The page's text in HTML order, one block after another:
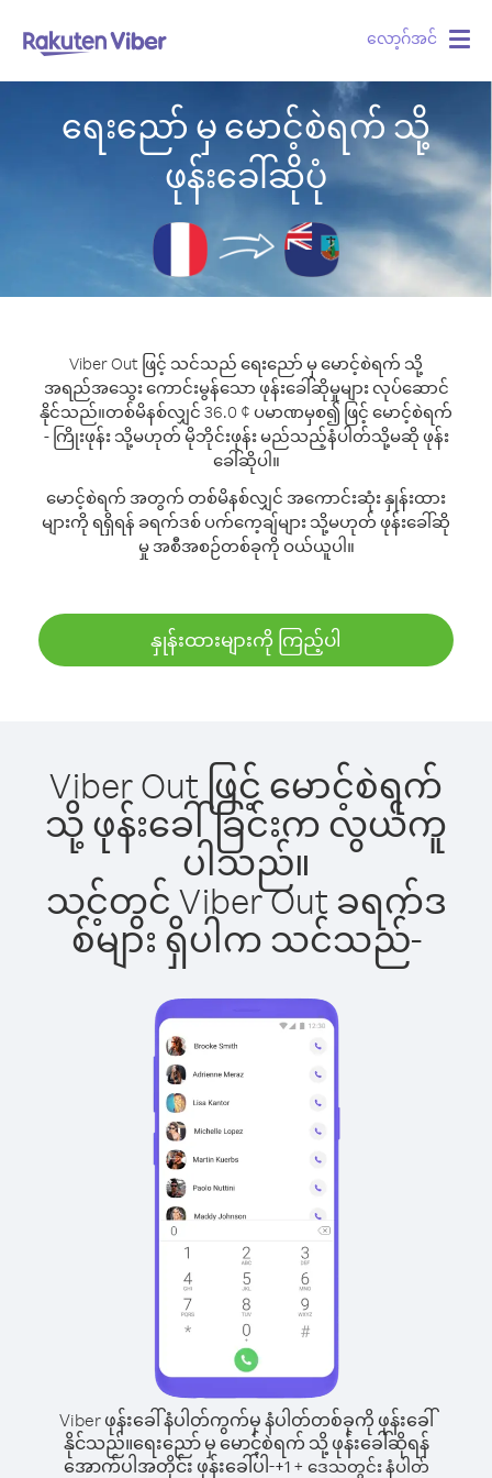
လော့ဂ်အင်
ရေးညော် မှ မောင့်စဲရက် သို့
ဖုန်းခေါ်ဆိုပုံ
Viber Out ဖြင့် သင်သည် ရေးညော် မှ မောင့်စဲရက် သို့
အရည်အသွေး ကောင်းမွန်သော ဖုန်းခေါ်ဆိုမှုများ လုပ်ဆောင်
နိုင်သည်။တစ်မိနစ်လျှင် 36.0 ¢ ပမာဏမှစ၍ ဖြင့် မောင့်စဲရက်
- ကြိုးဖုန်း သို့မဟုတ် မိုဘိုင်းဖုန်း မည်သည့်နံပါတ်သို့မဆို ဖုန်း
ခေါ်ဆိုပါ။
မောင့်စဲရက် အတွက် တစ်မိနစ်လျှင် အကောင်းဆုံး နှုန်းထား
များကို ရရှိရန် ခရက်ဒစ် ပက်ကေ့ချ်များ သို့မဟုတ် ဖုန်းခေါ်ဆို
မှု အစီအစဉ်တစ်ခုကို ဝယ်ယူပါ။
နှုန်းထားများကို ကြည့်ပါ
Viber Out ဖြင့် မောင့်စဲရက်
သို့ ဖုန်းခေါ်ခြင်းက လွယ်ကူ
ပါသည်။
သင့်တွင် Viber Out ခရက်ဒ
စ်များ ရှိပါက သင်သည်-
Viber ဖုန်းခေါ်နံပါတ်ကွက်မှ နံပါတ်တစ်ခုကို ဖုန်းခေါ်
နိုင်သည်။ရေးညော် မှ မောင့်စဲရက် သို့ ဖုန်းခေါ်ဆိုရန်
အောက်ပါအတိုင်း ဖုန်းခေါ်ပါ-+1+ ဒေသတွင်း နံပါတ်